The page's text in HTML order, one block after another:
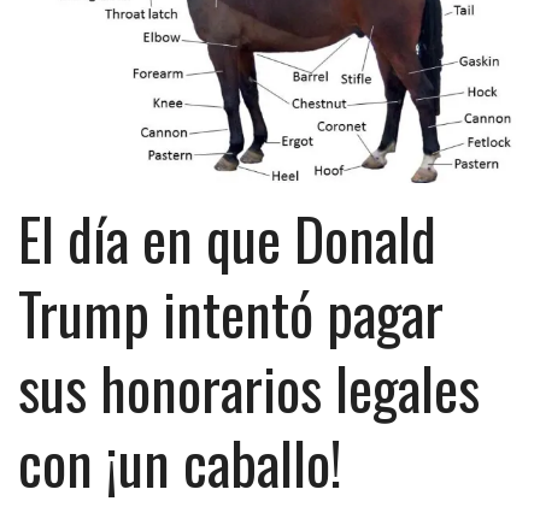
El día en que Donald
Trump intentó pagar
sus honorarios legales
con ¡un caballo!